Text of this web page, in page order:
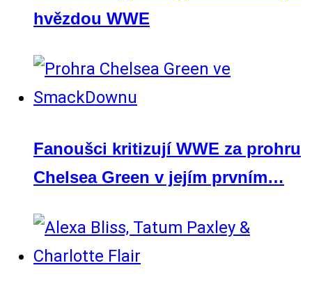
hvězdou WWE
Fanoušci kritizují WWE za prohru
Chelsea Green v jejím prvním…